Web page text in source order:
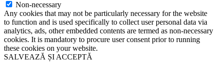
Non-necessary
Any cookies that may not be particularly necessary for the website
to function and is used specifically to collect user personal data via
analytics, ads, other embedded contents are termed as non-necessary
cookies. It is mandatory to procure user consent prior to running
these cookies on your website.
SALVEAZĂ ȘI ACCEPTĂ